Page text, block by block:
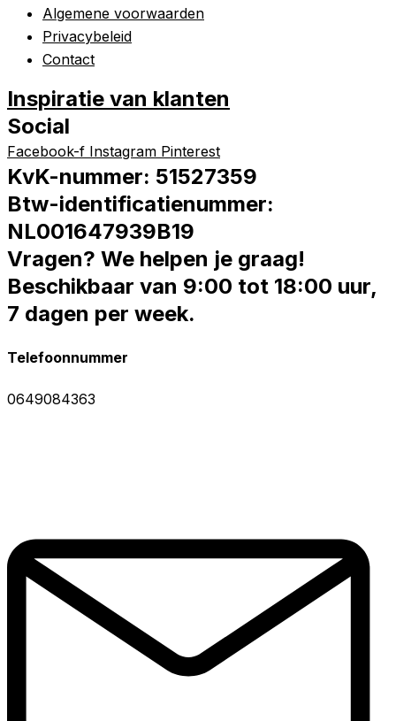
Algemene voorwaarden
Privacybeleid
Contact
Inspiratie van klanten
Social
Facebook-f Instagram Pinterest
KvK-nummer: 51527359
Btw-identificatienummer:
NL001647939B19
Vragen? We helpen je graag!
Beschikbaar van 9:00 tot 18:00 uur,
7 dagen per week.
Telefoonnummer
0649084363